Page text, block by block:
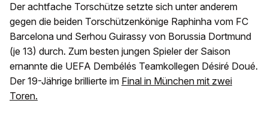
Der achtfache Torschütze setzte sich unter anderem
gegen die beiden Torschützenkönige Raphinha vom FC
Barcelona und Serhou Guirassy von Borussia Dortmund
(je 13) durch. Zum besten jungen Spieler der Saison
ernannte die UEFA Dembélés Teamkollegen Désiré Doué.
Der 19-Jährige brillierte im Final in München mit zwei
Toren.